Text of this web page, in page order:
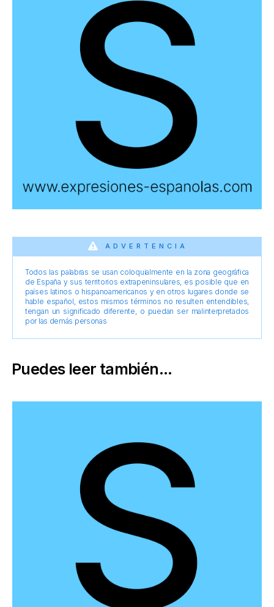
ADVERTENCIA
Todos las palabras se usan coloquialmente en la zona geográfica
de España y sus territorios extrapeninsulares, es posible que en
países latinos o hispanoamericanos y en otros lugares donde se
hable español, estos mismos términos no resulten entendibles,
tengan un significado diferente, o puedan ser malinterpretados
por las demás personas
Puedes leer también...